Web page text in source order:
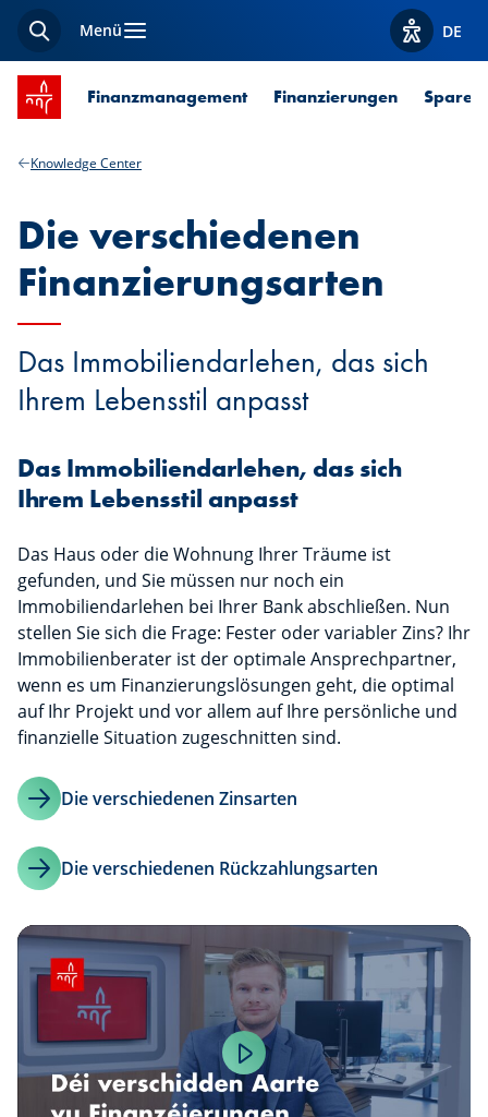
SucheMenü Optionen
DE
Startseite SPUERKEESS
Finanzmanagement Finanzierungen Sparen
Knowledge Center
Die verschiedenen
Finanzierungsarten
Das Immobiliendarlehen, das sich
Ihrem Lebensstil anpasst
Das Immobiliendarlehen, das sich
Ihrem Lebensstil anpasst
Das Haus oder die Wohnung Ihrer Träume ist
gefunden, und Sie müssen nur noch ein
Immobiliendarlehen bei Ihrer Bank abschließen. Nun
stellen Sie sich die Frage: Fester oder variabler Zins? Ihr
Immobilienberater ist der optimale Ansprechpartner,
wenn es um Finanzierungslösungen geht, die optimal
auf Ihr Projekt und vor allem auf Ihre persönliche und
finanzielle Situation zugeschnitten sind.
Die verschiedenen Zinsarten
Die verschiedenen Rückzahlungsarten
Play